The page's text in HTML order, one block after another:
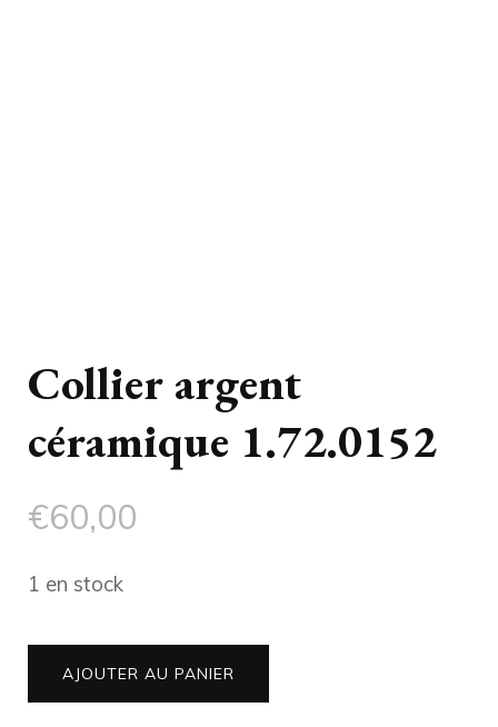
Collier argent
céramique 1.72.0152
€60,00
1 en stock
quantité
AJOUTER AU PANIER